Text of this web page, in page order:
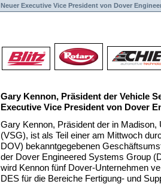
Neuer Executive Vice President von Dover
Gary Kennon, Präsident der Vehicle
Executive Vice President von Dover
Gary Kennon, Präsident der in
(VSG), ist als Teil einer am Mittwoch
DOV) bekanntgegebenen
der Dover Engineered Systems Group
wird Kennon fünf Dover-Unternehmen
DES für die Bereiche Fertigung- und